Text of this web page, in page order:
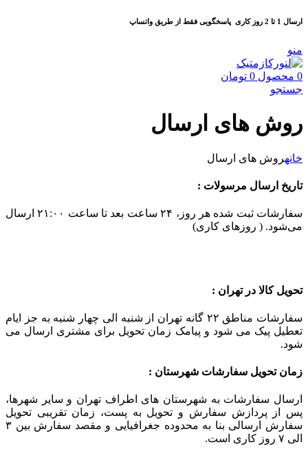
ارسال 1 تا 2 روز کاری پاسخگویی فقط از طریق واتساپ
منو
0 محصول 0 تومان
جستجو
روش های ارسال
خانهروش های ارسال
تاریخ ارسال مرسولات :
سفارشات ثبت شده هر روز، ۲۴ ساعت بعد تا ساعت ۲۱:۰۰ ارسال
می‌شود. ( روزهای کاری)
تحویل کالا در تهران :
سفارشات مناطق ۲۲ گانه تهران از شنبه الی چهار شنبه به جز ایام
تعطیل پیک می شود و پیامک زمان تحویل برای مشتری ارسال می
شود.
زمان تحویل سفارشات شهرستان :
ارسال سفارشات به شهرستان های اطراف تهران و سایر شهرها،
پس از پردازش سفارش و تحویل به پست، زمان تقریبی تحویل
سفارش ارسالی بنا به محدوده جغرافیایی و مقصد سفارش بین ۳
الی ۷ روز کاری است.